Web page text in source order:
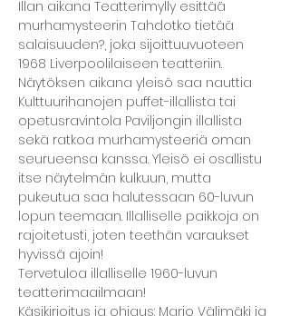
Illan aikana Teatterimylly esittää
murhamysteerin Tahdotko tietää
salaisuuden?, joka sijoittuuvuoteen
1968 Liverpoolilaiseen teatteriin.
Näytöksen aikana yleisö saa nauttia
Kulttuurihanojen puffet-illallista tai
opetusravintola Paviljongin illallista
sekä ratkoa murhamysteeriä oman
seurueensa kanssa. Yleisö ei osallistu
itse näytelmän kulkuun, mutta
pukeutua saa halutessaan 60-luvun
lopun teemaan. Illalliselle paikkoja on
rajoitetusti, joten teethän varaukset
hyvissä ajoin!
Tervetuloa illalliselle 1960-luvun
teatterimaailmaan!
Käsikirjoitus ja ohjaus: Marjo Välimäki ja